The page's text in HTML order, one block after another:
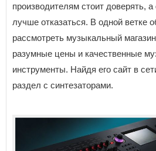
производителям стоит доверять,
лучше отказаться. В одной ветке
рассмотреть музыкальный
разумные цены и качественные
инструменты. Найдя его сайт в
раздел с синтезаторами.